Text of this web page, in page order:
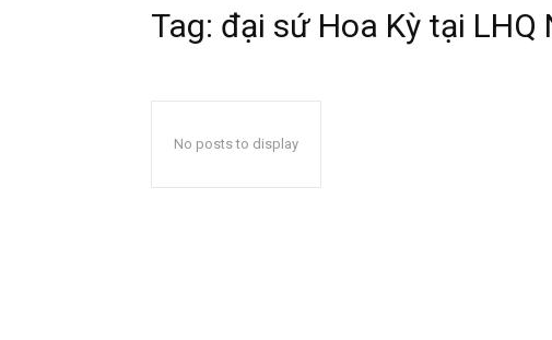
Tag: đại sứ Hoa Kỳ tại LHQ
No posts to display